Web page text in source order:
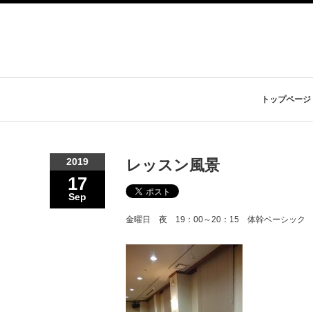
トップページ
2019
17
Sep
レッスン風景
金曜日 夜 19：00～20：15 体幹ベーシック